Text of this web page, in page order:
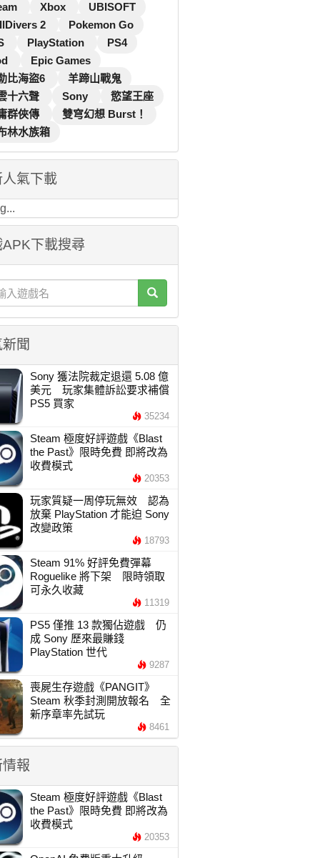
Xbox
UBISOFT
2
Pokemon Go
PlayStation
PS4
Epic Games
比海盜6
羊蹄山戰鬼
十六聲
Sony
慾望王座
群俠傳
雙穹幻想 Burst！
林水族箱
氣下載
下載搜尋
聞
Sony 獲法院裁定退還 5.08 億
美元 玩家集體訴訟要求補償
PS5 買家
35234
Steam 極度好評遊戲《Blast
the Past》限時免費 即將改為
收費模式
20353
玩家質疑一周停玩無效 認為
放棄 PlayStation 才能迫 Sony
改變政策
18793
Steam 91% 好評免費彈幕
Roguelike 將下架 限時領取
可永久收藏
11319
PS5 僅推 13 款獨佔遊戲 仍
成 Sony 歷來最賺錢
PlayStation 世代
9287
喪屍生存遊戲《PANGIT》
Steam 秋季封測開放報名 全
新序章率先試玩
8461
報
Steam 極度好評遊戲《Blast
the Past》限時免費 即將改為
收費模式
20353